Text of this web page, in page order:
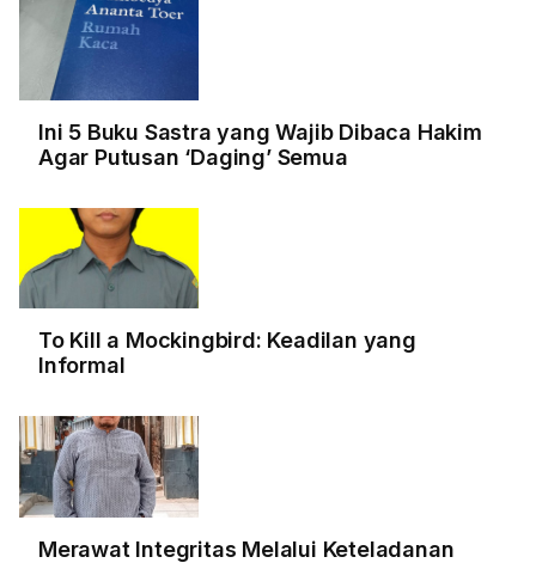
Ini 5 Buku Sastra yang Wajib Dibaca Hakim
Agar Putusan ‘Daging’ Semua
To Kill a Mockingbird: Keadilan yang
Informal
Merawat Integritas Melalui Keteladanan